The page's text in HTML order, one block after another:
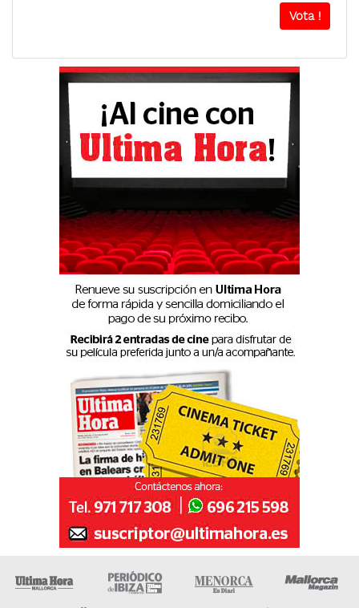
Ultima Hora Ultima hora Ibiza Menorca • Es Diari